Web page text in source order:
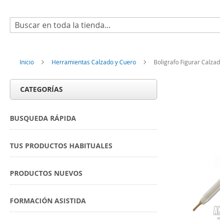
Buscar
Inicio Herramientas Calzado y Cuero Boligrafo Figurar
CATEGORÍAS
BUSQUEDA RÁPIDA
TUS PRODUCTOS HABITUALES
PRODUCTOS NUEVOS
FORMACIÓN ASISTIDA